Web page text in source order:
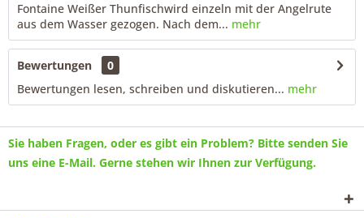
Fontaine Weißer Thunfischwird einzeln mit der Angelrute
aus dem Wasser gezogen. Nach dem... mehr
Bewertungen
0
Bewertungen lesen, schreiben und diskutieren... mehr
Sie haben Fragen, oder es gibt ein Problem? Bitte senden Sie
uns eine E-Mail. Gerne stehen wir Ihnen zur Verfügung.